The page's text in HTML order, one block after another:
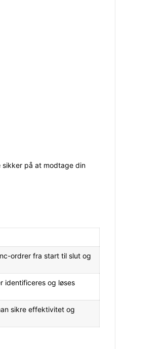
på at modtage din
ordrer fra start til slut og
identificeres og løses
sikre effektivitet og